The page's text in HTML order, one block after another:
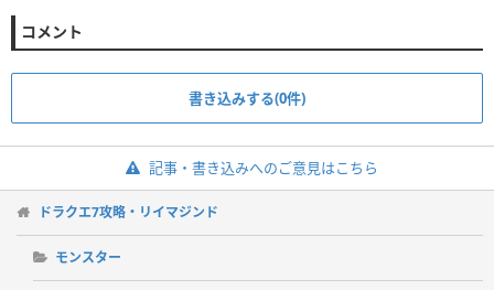
コメント
書き込みする(0件)
記事・書き込みへのご意見はこちら
ドラクエ7攻略・リイマジンド
モンスター